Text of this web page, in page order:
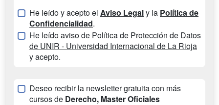
He leído y acepto el Aviso Legaly la Política de
Confidencialidad.
He leídoaviso de Política de Protección de Datos
de UNIR - Universidad Internacional de La Rioja
y acepto.
Deseo recibir la newsletter gratuita con más
cursos de Derecho, Master Oficiales